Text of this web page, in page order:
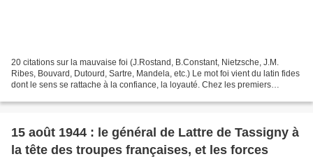
20 citations sur la mauvaise foi (J.Rostand, B.Constant, Nietzsche, J.M.
Ribes, Bouvard, Dutourd, Sartre, Mandela, etc.) Le mot foi vient du latin fides
dont le sens se rattache à la confiance, la loyauté. Chez les premiers
15 août 1944 : le général de Lattre de Tassigny à
la tête des troupes françaises, et les forces